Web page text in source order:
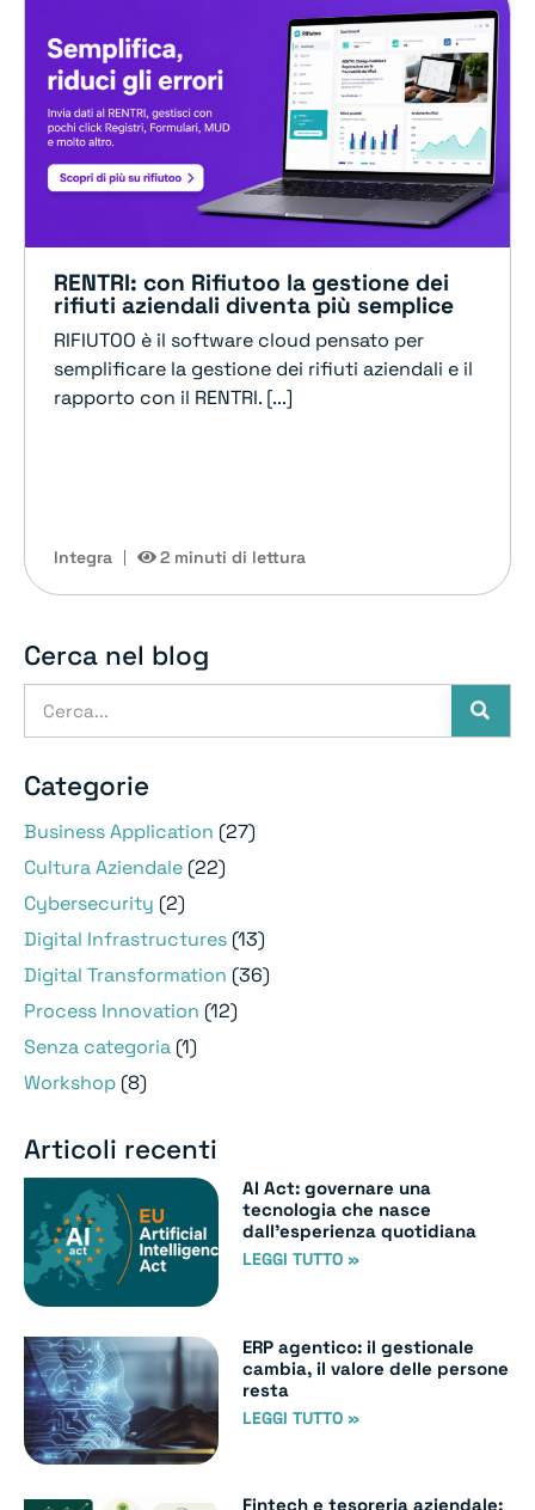
RENTRI: con Rifiutoo la gestione dei
rifiuti aziendali diventa più semplice
RIFIUTOO è il software cloud pensato per
semplificare la gestione dei rifiuti aziendali e il
rapporto con il RENTRI. [...]
Integra 2 minuti di lettura
Cerca nel blog
Categorie
Business Application (27)
Cultura Aziendale (22)
Cybersecurity (2)
Digital Infrastructures (13)
Digital Transformation (36)
Process Innovation (12)
Senza categoria (1)
Workshop (8)
Articoli recenti
AI Act: governare una
tecnologia che nasce
dall’esperienza quotidiana
LEGGI TUTTO »
ERP agentico: il gestionale
cambia, il valore delle persone
resta
LEGGI TUTTO »
Fintech e tesoreria aziendale: